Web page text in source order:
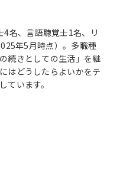
名、言語聴覚士1名、リ
年5月時点）。多職種
続きとしての生活」を継
はどうしたらよいかをテ
ています。